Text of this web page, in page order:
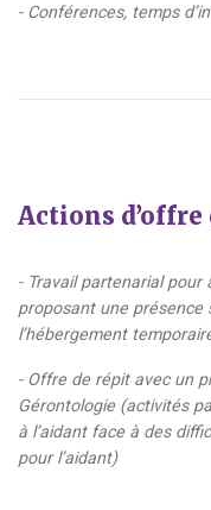
- Conférences, temps
Actions
- Travail partenarial pour
proposant une présence
l’hébergement
- Offre de répit avec un
Gérontologie (activités
à l’aidant face à des
pour l’aidant)